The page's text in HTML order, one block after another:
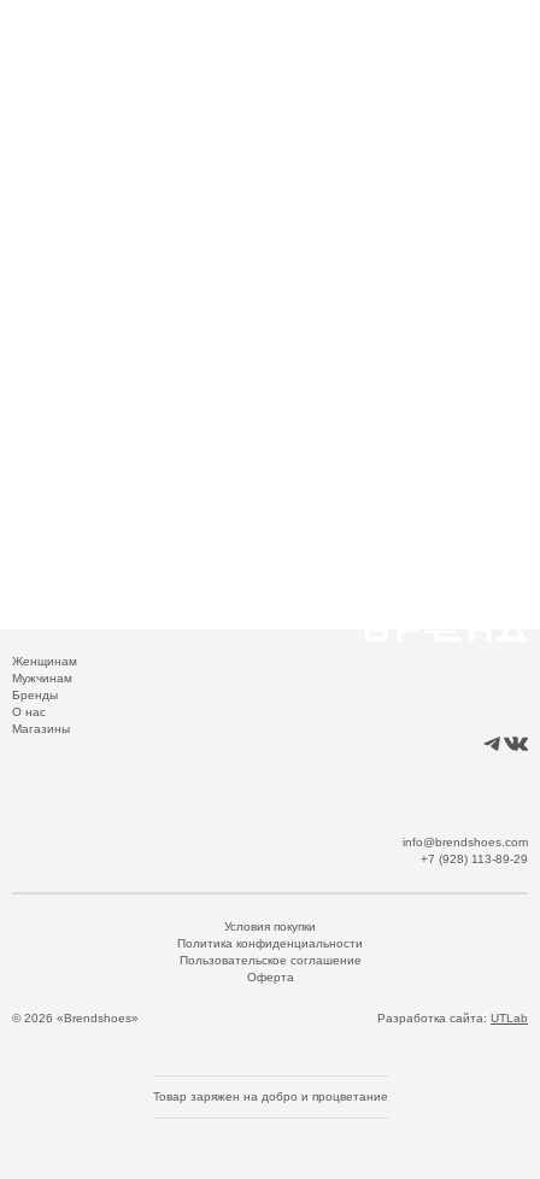
Женщинам
Мужчинам
Бренды
О нас
Магазины
info@brendshoes.com
+7 (928) 113-89-29
© 2026 «Brendshoes»
Условия покупки
Политика конфиденциальности
Пользовательское соглашение
Оферта
Разработка сайта: UTLab
Товар заряжен на добро и процветание